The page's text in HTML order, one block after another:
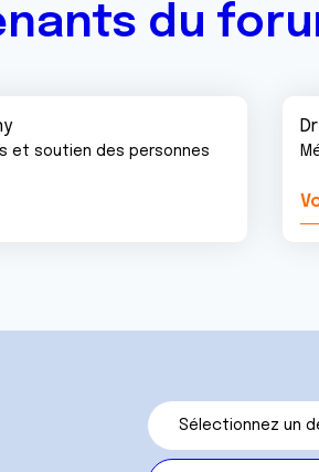
du
et soutien des personnes